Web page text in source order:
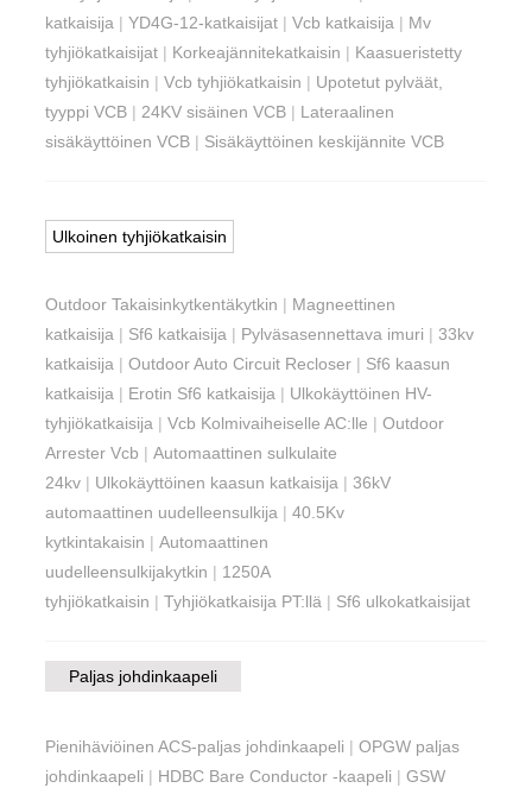
katkaisija |YD4G-12-katkaisijat |Vcb katkaisija | Mv
tyhjiökatkaisijat | Korkeajännitekatkaisin | Kaasueristetty
tyhjiökatkaisin |Vcb tyhjiökatkaisin | Upotetut pylväät,
tyyppi VCB |24KV sisäinen VCB | Lateraalinen
sisäkäyttöinen VCB | Sisäkäyttöinen keskijännite VCB
Ulkoinen tyhjiökatkaisin
Outdoor Takaisinkytkentäkytkin | Magneettinen
katkaisija | Sf6 katkaisija | Pylväsasennettava imuri |33kv
katkaisija |Outdoor Auto Circuit Recloser | Sf6 kaasun
katkaisija | Erotin Sf6 katkaisija | Ulkokäyttöinen HV-
tyhjiökatkaisija |Vcb Kolmivaiheiselle AC:lle |Outdoor
Arrester Vcb |Automaattinen sulkulaite
24kv | Ulkokäyttöinen kaasun katkaisija |36kV
automaattinen uudelleensulkija |40.5Kv
kytkintakaisin |Automaattinen
uudelleensulkijakytkin | 1250A
tyhjiökatkaisin |Tyhjiökatkaisija PT:llä | Sf6 ulkokatkaisijat
Paljas johdinkaapeli
Pienihäviöinen ACS-paljas johdinkaapeli |OPGW paljas
johdinkaapeli | HDBC Bare Conductor -kaapeli |GSW